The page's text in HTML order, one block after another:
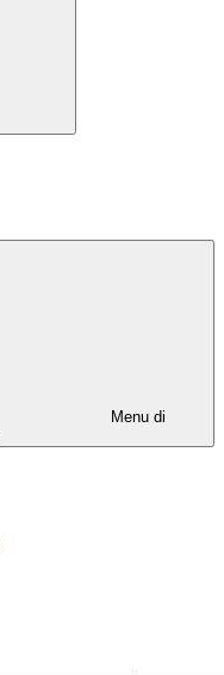
Menu di